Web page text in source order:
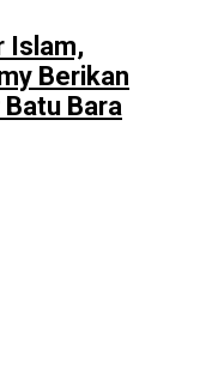
Islam,
Berikan
Bara